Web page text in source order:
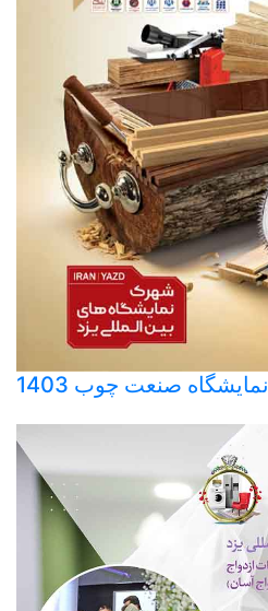
نمایشگاه صنعت چوب 1403